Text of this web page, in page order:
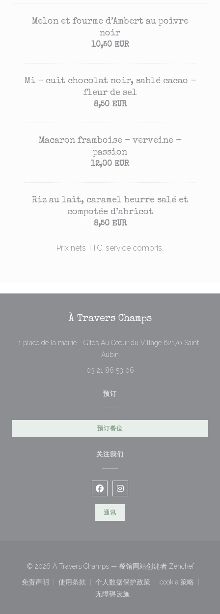
Melon et fourme d’Ambert au poivre
noir
10,50 EUR
Mi - cuit chocolat noir, sablé cacao -
fleur de sel
8,50 EUR
Macaron framboise - verveine -
passion
12,00 EUR
Riz au lait, caramel beurre salé et
compotée d’abricot
8,50 EUR
Prix nets TTC, service compris.
À Travers Champs
1 place de la mairie - Gîtes Au Cœur du Village 62170 Saint-
Aubin
03 21 86 53 06
预订
预订餐位
关注我们
Facebook ((在新窗口中打开))
Instagram ((在新窗口中打开))
通讯
© 2026 À Travers Champs — 餐馆网站创建者 Zenchef((在新窗
免责声明
((在新窗口中打开))
使用条款
((在新窗口中打开))
个人数据保护政策
((在新窗口中打开))
cookie 策略
((在新窗口
无障碍设施
((在新窗口中打开))